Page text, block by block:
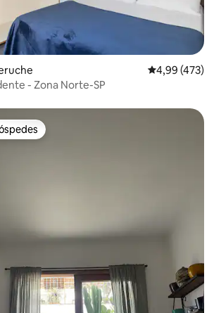
4,99 de uma
4,99 (473)
- Zona Norte-SP